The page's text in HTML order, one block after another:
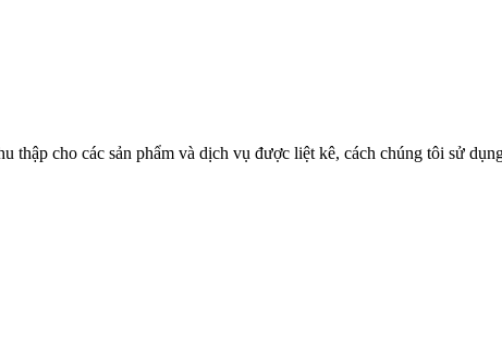
thập cho các sản phẩm và dịch vụ được liệt kê, cách chúng tôi sử